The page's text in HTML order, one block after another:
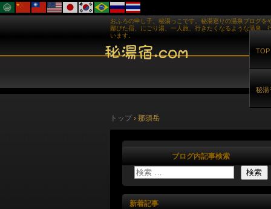
おふろの申し子、秘湯っこです。秘湯巡りの温泉ブログを
鄙びた宿、にごり湯、一人旅、行きたくなるような温泉、
います。
TOP
秘湯
トップ › 那須岳
ブログ内記事検索
新着記事